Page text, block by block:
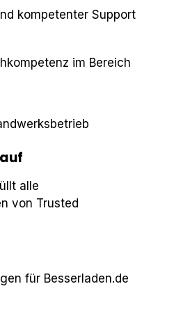
kompetenter Support
im Bereich
alle
von Trusted
für Besserladen.de